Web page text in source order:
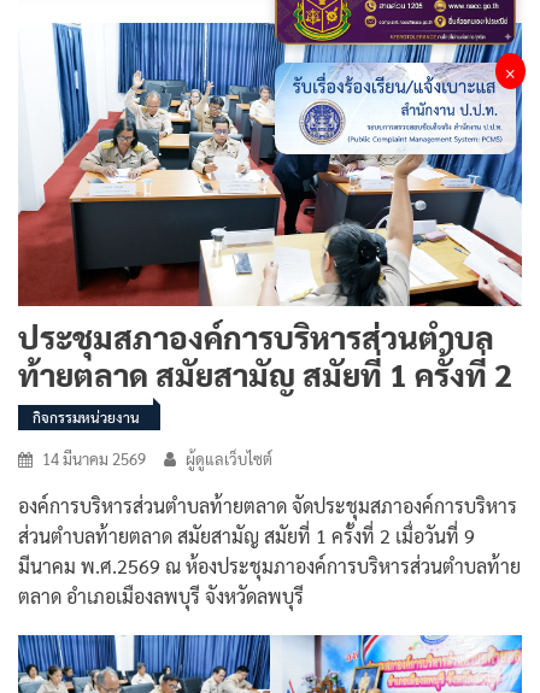
ประชุมสภาองค์การบริหารส่วนตำบล
ท้ายตลาด สมัยสามัญ สมัยที่ 1 ครั้งที่ 2
กิจกรรมหน่วยงาน
14 มีนาคม 2569 ผู้ดูแลเว็บไซต์
องค์การบริหารส่วนตำบลท้ายตลาด จัดประชุมสภาองค์การบริหาร
ส่วนตำบลท้ายตลาด สมัยสามัญ สมัยที่ 1 ครั้งที่ 2 เมื่อวันที่ 9
มีนาคม พ.ศ.2569 ณ ห้องประชุมภาองค์การบริหารส่วนตำบลท้าย
ตลาด อำเภอเมืองลพบุรี จังหวัดลพบุรี
×